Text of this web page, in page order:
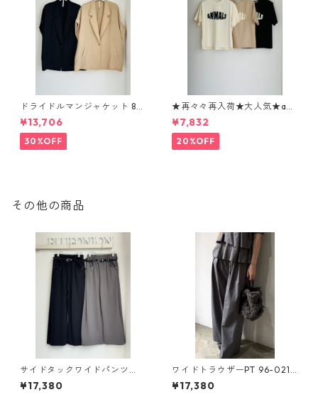
ドライドルマンジャケット 80
268317 dignitecollier
¥13,706
30%OFF
★再々々再入荷★大人気★ani
malロゴTシャツ 1260104 sev
en days
¥7,832
20%OFF
その他の商品
サイドタックワイドパンツ
（ベルト付き） 636601 PASSI
ONE
¥17,380
ワイドトラウザーPT 96-021
anana
¥17,380